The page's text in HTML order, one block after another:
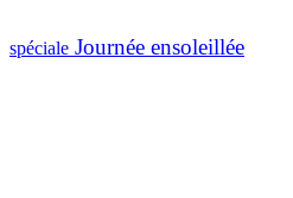
spéciale Journée ensoleillée